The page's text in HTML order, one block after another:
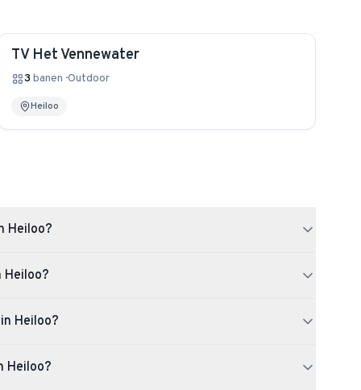
TV Het Vennewater
3 banen ·Outdoor
Heiloo
Heiloo?
Heiloo?
Heiloo?
Heiloo?